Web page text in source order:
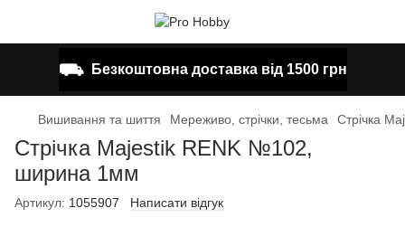
⛟ Безкоштовна доставка від 1500 грн
Вишивання та шиття Мереживо, стрічки, тесьма Стрічка
Стрічка Majestik RENK №102,
ширина 1мм
Артикул: 1055907 Написати відгук